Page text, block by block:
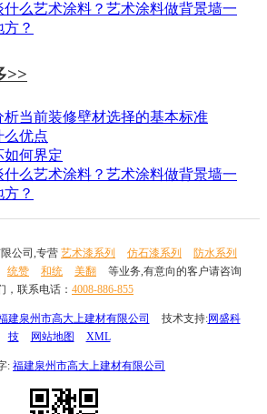
什么艺术涂料？艺术涂料做背景墙一
？
>>
析当前装修壁材选择的基本标准
么优点
如何界定
什么艺术涂料？艺术涂料做背景墙一
？
公司,专营 艺术漆系列 仿石漆系列
防水系列
统赞 和统 美翻
等业务,有意向的客户请咨询
，联系电话： 4008-886-855
建泉州市高大上建材有限公司 技术支持:网盛科
技
网站地图 XML
: 福建泉州市高大上建材有限公司